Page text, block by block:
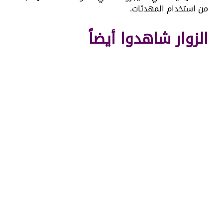
من استخدام المهدئات.
الزوار شاهدوا أيضاً